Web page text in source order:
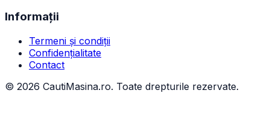
Informații
Termeni și condiții
Confidențialitate
Contact
© 2026 CautiMasina.ro. Toate drepturile rezervate.